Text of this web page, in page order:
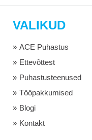
VALIKUD
ACE Puhastus
Ettevõttest
Puhastusteenused
Tööpakkumised
Blogi
Kontakt